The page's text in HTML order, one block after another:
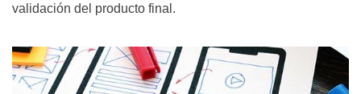
validación del producto final.